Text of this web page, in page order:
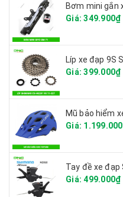
Bơm mini gắn
Giá: 349.900₫
Líp xe đạp 9S
Giá: 399.000₫
Mũ bảo hiểm
Giá:
Tay đề xe đạp
Giá: 499.000₫